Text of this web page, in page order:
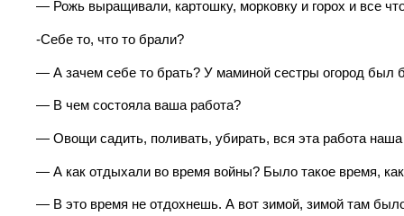
— Рожь выращивали, картошку, морковку и горох и все
-Себе то, что то брали?
— А зачем себе то брать? У маминой сестры огород был
— В чем состояла ваша работа?
— Овощи садить, поливать, убирать, вся эта работа
— А как отдыхали во время войны? Было такое время, как
— В это время не отдохнешь. А вот зимой, зимой там